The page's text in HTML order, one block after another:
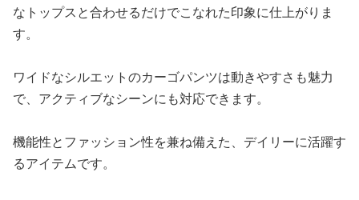
なトップスと合わせるだけでこなれた印象に仕上がりま
す。
ワイドなシルエットのカーゴパンツは動きやすさも魅力
で、アクティブなシーンにも対応できます。
機能性とファッション性を兼ね備えた、デイリーに活躍す
るアイテムです。